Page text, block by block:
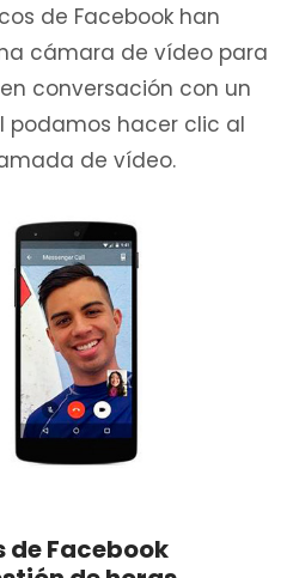
de Facebook han
cámara de vídeo para
conversación con un
podamos hacer clic al
de vídeo.
Facebook